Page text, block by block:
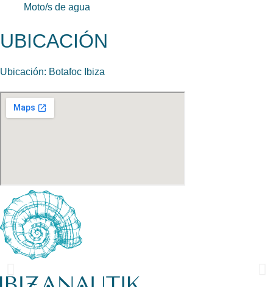
Moto/s de agua
UBICACIÓN
Ubicación: Botafoc Ibiza